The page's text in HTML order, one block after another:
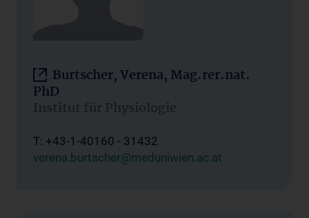
Burtscher, Verena, Mag.rer.nat.
PhD
Institut für Physiologie
T: +43-1-40160 - 31432
verena.burtscher@meduniwien.ac.at